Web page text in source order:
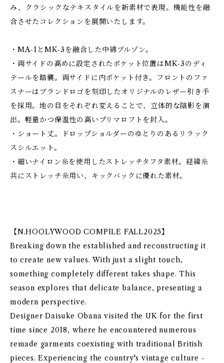
み、クラシックなテキスタイルを新素材で表現。機能性を融
合させたコレクションを展開いたします。
・MA-1とMK-3を融合した中綿ブルゾン。
・両サイドの高めに設定されたポケット位置はMK-3のディ
テールを踏襲。両サイドに内ポケット付き。フロントのファ
スナーはブランドロゴを刻印したオリジナルのレザー引き手
を採用。地の目をそれぞれ変えることで、立体的な陰影を演
出。軽量かつ保温性の高いプリマロフトを封入。
・ショート丈。ドロップショルダーのゆとりのあるリラック
スシルエット。
・細いナイロン糸を使用したストレッチタフタ素材。経緯糸
共にストレッチ糸用い、キックバックに優れた素材。
【N.HOOLYWOOD COMPILE FALL2025】
Breaking down the established and reconstructing it
to create new values. With just a slight touch,
something completely different takes shape. This
season explores that delicate balance, presenting a
modern perspective.
Designer Daisuke Obana visited the UK for the first
time since 2018, where he encountered numerous
remade garments coexisting with traditional British
pieces. Experiencing the country's vintage culture -